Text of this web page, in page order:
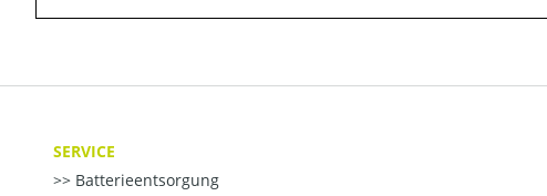
SERVICE
Batterieentsorgung